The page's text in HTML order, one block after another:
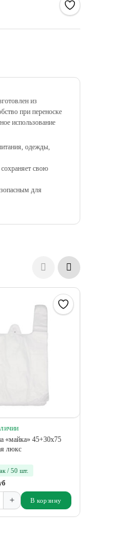
из
при переноске
использование
одежды,
свою
для
«майка» 45+30х75
люкс
/ 50 шт.
+ В корзину